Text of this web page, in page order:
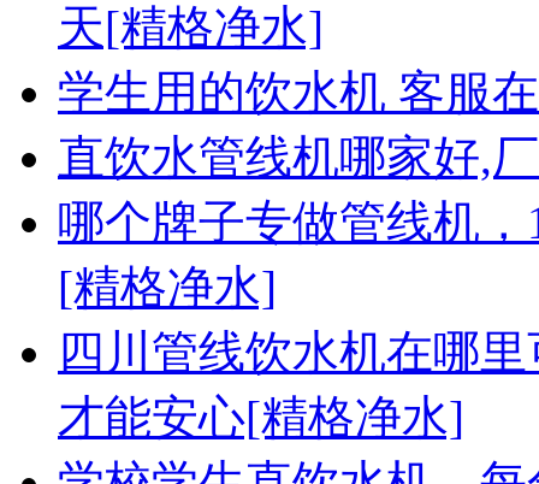
天[精格净水]
学生用的饮水机 客服
直饮水管线机哪家好,
哪个牌子专做管线机
[精格净水]
四川管线饮水机在哪
才能安心[精格净水]